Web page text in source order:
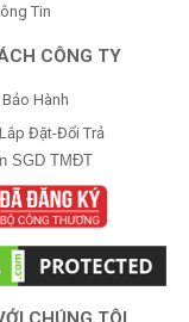
Tin
CÔNG TY
Hành
Đặt-Đổi Trả
SGD TMĐT